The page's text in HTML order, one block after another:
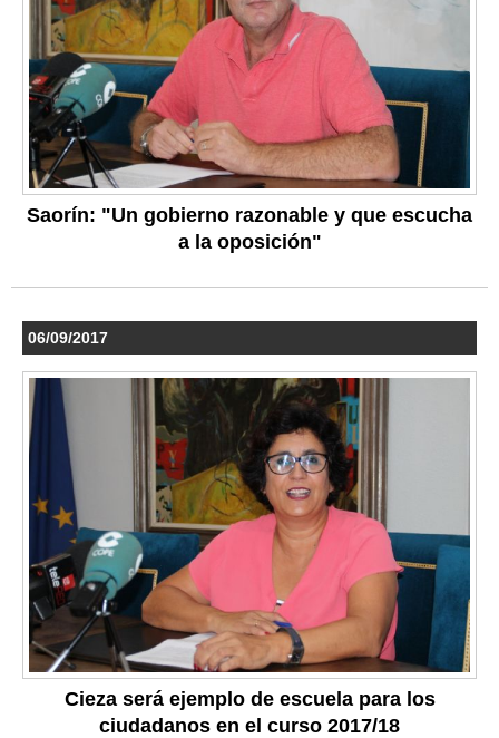
Saorín: "Un gobierno razonable y que escucha
a la oposición"
06/09/2017
Cieza será ejemplo de escuela para los
ciudadanos en el curso 2017/18